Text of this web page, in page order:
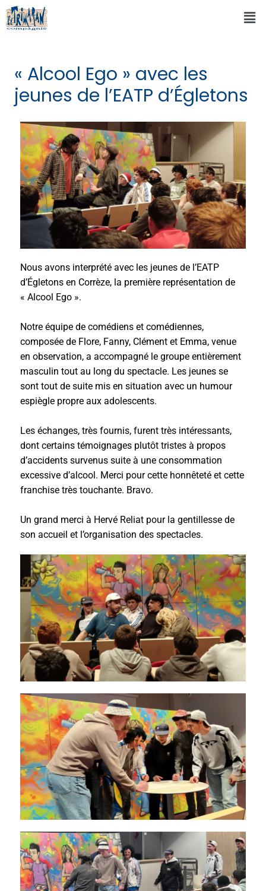
« Alcool Ego » avec les
jeunes de l’EATP d’Égletons
Nous avons interprété avec les jeunes de l’EATP
d’Égletons en Corrèze, la première représentation de
« Alcool Ego ».
Notre équipe de comédiens et comédiennes,
composée de Flore, Fanny, Clément et Emma, venue
en observation, a accompagné le groupe entièrement
masculin tout au long du spectacle. Les jeunes se
sont tout de suite mis en situation avec un humour
espiègle propre aux adolescents.
Les échanges, très fournis, furent très intéressants,
dont certains témoignages plutôt tristes à propos
d’accidents survenus suite à une consommation
excessive d’alcool. Merci pour cette honnêteté et cette
franchise très touchante. Bravo.
Un grand merci à Hervé Reliat pour la gentillesse de
son accueil et l’organisation des spectacles.